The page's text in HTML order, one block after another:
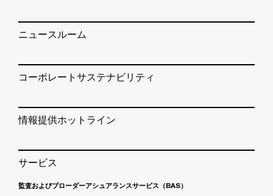
ニュースルーム
コーポレートサステナビリティ
情報提供ホットライン
サービス
監査およびブローダーアシュアランスサービス（BAS）